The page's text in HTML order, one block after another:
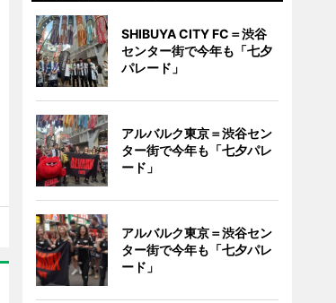
SHIBUYA CITY FC＝渋谷
センター街で今年も「七夕
パレード」
アルバルク東京＝渋谷セン
ター街で今年も「七夕パレ
ード」
アルバルク東京＝渋谷セン
ター街で今年も「七夕パレ
ード」